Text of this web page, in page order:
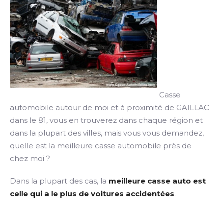
Casse
automobile autour de moi et à proximité de GAILLAC
dans le 81, vous en trouverez dans chaque région et
dans la plupart des villes, mais vous vous demandez,
quelle est la meilleure casse automobile près de
chez moi ?
Dans la plupart des cas, la meilleure casse auto est
celle qui a le plus de voitures accidentées.